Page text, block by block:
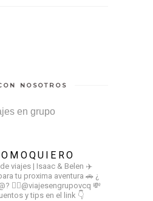
NOSOTROS
viajes | Isaac & Belen ✈️
tu proxima aventura 🚗 ¿
👉🏻@viajesengrupovcq 💸
y tips en el link 👇